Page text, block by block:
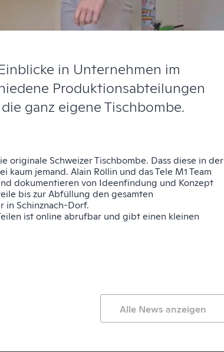
in Unternehmen im
Produktionsabteilungen
ganz eigene Tischbombe.
originale Schweizer Tischbombe. Dass diese in der
jemand. Alain Röllin und das Tele M1 Team
dokumentieren von Ideenfindung und Konzept
bis zur Abfüllung den gesamten
in Schinznach-Dorf.
ist online abrufbar und gibt einen kleinen
Alle News anzeigen